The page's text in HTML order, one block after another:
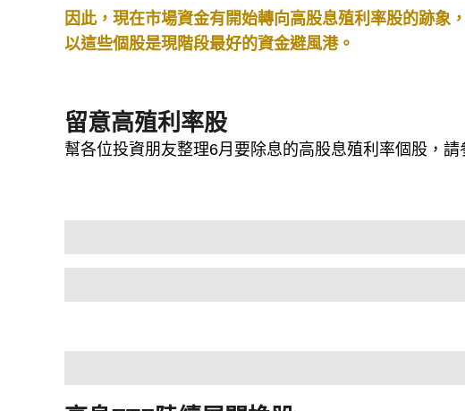
因此，現在市場資金有開始轉向高股息殖利率股的跡象
以這些個股是現階段最好的資金避風港。
留意高殖利率股
幫各位投資朋友整理6月要除息的高股息殖利率個股，請